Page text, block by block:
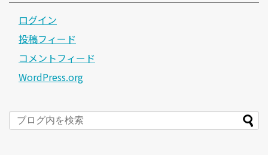
ログイン
投稿フィード
コメントフィード
WordPress.org